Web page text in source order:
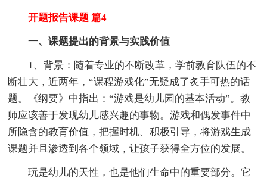
开题报告课题 篇4
一、课题提出的背景与实践价值
1、背景：随着专业的不断改革，学前教育队伍的不
断壮大，近两年，“课程游戏化”无疑成了炙手可热的话
题。《纲要》中指出：“游戏是幼儿园的基本活动”。教
师应该善于发现幼儿感兴趣的事物。游戏和偶发事件中
所隐含的教育价值，把握时机、积极引导，将游戏生成
课题并且渗透到各个领域，让孩子获得全方位的发展。
玩是幼儿的天性，也是他们生命中的重要部分。它